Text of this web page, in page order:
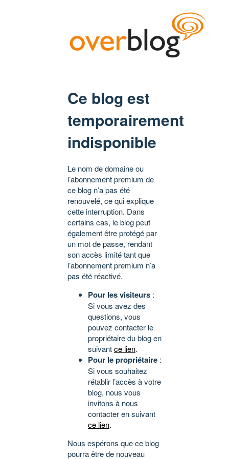
Ce blog est
temporairement
indisponible
Le nom de domaine ou
l’abonnement premium de
ce blog n’a pas été
renouvelé, ce qui explique
cette interruption. Dans
certains cas, le blog peut
également être protégé par
un mot de passe, rendant
son accès limité tant que
l’abonnement premium n’a
pas été réactivé.
Pour les visiteurs :
Si vous avez des
questions, vous
pouvez contacter le
propriétaire du blog en
suivantce lien.
Pour le propriétaire :
Si vous souhaitez
rétablir l’accès à votre
blog, nous vous
invitons à nous
contacter en suivant
ce lien.
Nous espérons que ce blog
pourra être de nouveau